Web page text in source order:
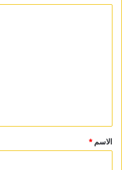
*
الاسم *